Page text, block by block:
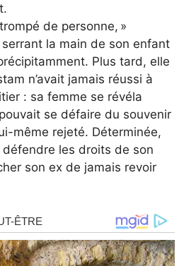
de personne, »
la main de son enfant
Plus tard, elle
n’avait jamais réussi à
: sa femme se révéla
se défaire du souvenir
même rejeté. Déterminée,
les droits de son
son ex de jamais revoir